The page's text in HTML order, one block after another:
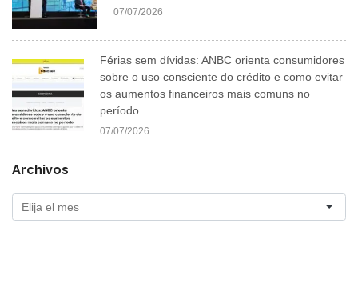
07/07/2026
Férias sem dívidas: ANBC orienta consumidores
sobre o uso consciente do crédito e como evitar
os aumentos financeiros mais comuns no
período
07/07/2026
Archivos